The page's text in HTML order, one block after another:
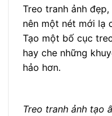
Treo tranh ảnh
nên một nét mới lạ
Tạo một bố cục
hay che những
hảo hơn.
Treo tranh ảnh tạo